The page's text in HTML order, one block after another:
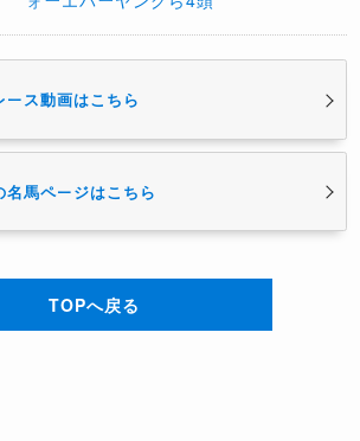
ース動画はこちら
名馬ページはこちら
TOPへ戻る